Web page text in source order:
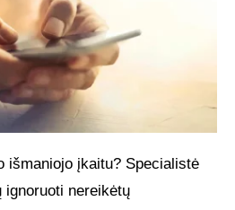
išmaniojo įkaitu? Specialistė
nereikėtų